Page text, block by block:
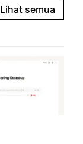
Lihat semua